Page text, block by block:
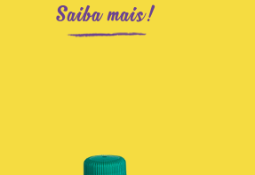
Saiba mais!